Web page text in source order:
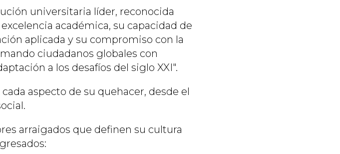
universitaria líder, reconocida
académica, su capacidad de
aplicada y su compromiso con la
ciudadanos globales con
a los desafíos del siglo XXI".
aspecto de su quehacer, desde el
arraigados que definen su cultura